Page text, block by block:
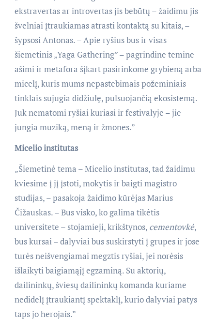
ekstravertas ar introvertas jis bebūtų – žaidimu jis
švelniai įtraukiamas atrasti kontaktą su kitais, –
šypsosi Antonas. – Apie ryšius bus ir visas
šiemetinis „Yaga Gathering” – pagrindine temine
ašimi ir metafora šįkart pasirinkome grybieną arba
micelį, kuris mums nepastebimais požeminiais
tinklais sujugia didžiulę, pulsuojančią ekosistemą.
Juk nematomi ryšiai kuriasi ir festivalyje – jie
jungia muziką, meną ir žmones.”
Micelio institutas
„Šiemetinė tema – Micelio institutas, tad žaidimu
kviesime į jį įstoti, mokytis ir baigti magistro
studijas, – pasakoja žaidimo kūrėjas Marius
Čižauskas. – Bus visko, ko galima tikėtis
universitete – stojamieji, krikštynos, cementovkė,
bus kursai – dalyviai bus suskirstyti į grupes ir jose
turės neišvengiamai megztis ryšiai, jei norėsis
išlaikyti baigiamąjį egzaminą. Su aktorių,
dailininkų, šviesų dailininkų komanda kuriame
nedidelį įtraukiantį spektaklį, kurio dalyviai patys
taps jo herojais.”